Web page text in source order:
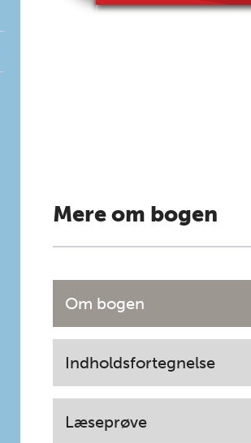
Mere om bogen
Om bogen
Indholdsfortegnelse
Læseprøve